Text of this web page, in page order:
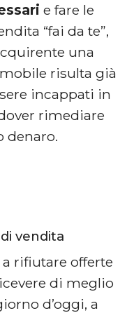
e fare le
“fai da te”,
una
risulta già
incappati in
rimediare
denaro.
vendita
rifiutare offerte
di meglio
d’oggi, a